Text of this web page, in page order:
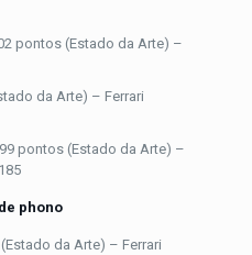
pontos (Estado da Arte) –
da Arte) – Ferrari
pontos (Estado da Arte) –
phono
da Arte) – Ferrari